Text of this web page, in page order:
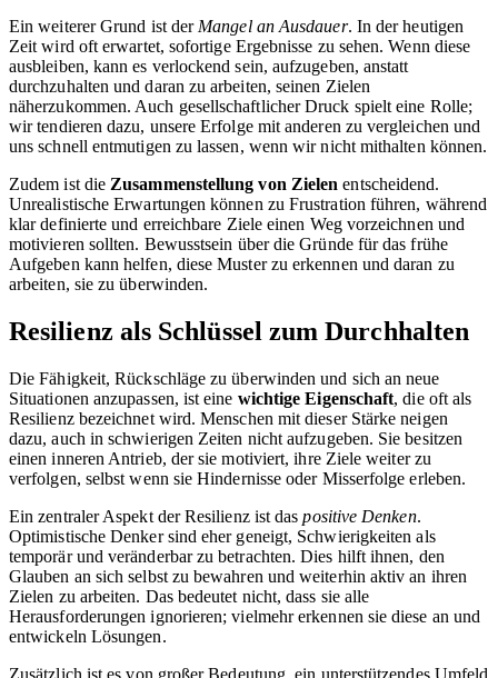
Ein weiterer Grund ist der Mangel an Ausdauer. In der heutigen
Zeit wird oft erwartet, sofortige Ergebnisse zu sehen. Wenn diese
ausbleiben, kann es verlockend sein, aufzugeben, anstatt
durchzuhalten und daran zu arbeiten, seinen Zielen
näherzukommen. Auch gesellschaftlicher Druck spielt eine Rolle;
wir tendieren dazu, unsere Erfolge mit anderen zu vergleichen und
uns schnell entmutigen zu lassen, wenn wir nicht mithalten können.
Zudem ist die Zusammenstellung von Zielen entscheidend.
Unrealistische Erwartungen können zu Frustration führen, während
klar definierte und erreichbare Ziele einen Weg vorzeichnen und
motivieren sollten. Bewusstsein über die Gründe für das frühe
Aufgeben kann helfen, diese Muster zu erkennen und daran zu
arbeiten, sie zu überwinden.
Resilienz als Schlüssel zum Durchhalten
Die Fähigkeit, Rückschläge zu überwinden und sich an neue
Situationen anzupassen, ist eine wichtige Eigenschaft, die oft als
Resilienz bezeichnet wird. Menschen mit dieser Stärke neigen
dazu, auch in schwierigen Zeiten nicht aufzugeben. Sie besitzen
einen inneren Antrieb, der sie motiviert, ihre Ziele weiter zu
verfolgen, selbst wenn sie Hindernisse oder Misserfolge erleben.
Ein zentraler Aspekt der Resilienz ist daspositive Denken.
Optimistische Denker sind eher geneigt, Schwierigkeiten als
temporär und veränderbar zu betrachten. Dies hilft ihnen, den
Glauben an sich selbst zu bewahren und weiterhin aktiv an ihren
Zielen zu arbeiten. Das bedeutet nicht, dass sie alle
Herausforderungen ignorieren; vielmehr erkennen sie diese an und
entwickeln Lösungen.
Zusätzlich ist es von großer Bedeutung, ein unterstützendes Umfeld